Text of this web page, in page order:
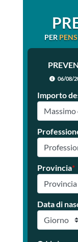
PER
06/08/
Importo
Provincia*
Data di